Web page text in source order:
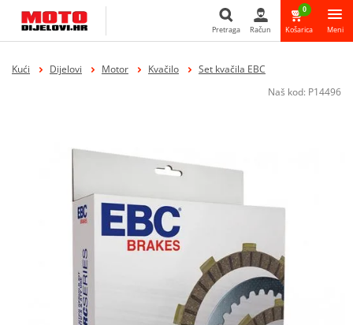
Pretraga Račun
0
Košarica Meni
Kući Dijelovi Motor Kvačilo
Set kvačila EBC
Naš kod: P14496